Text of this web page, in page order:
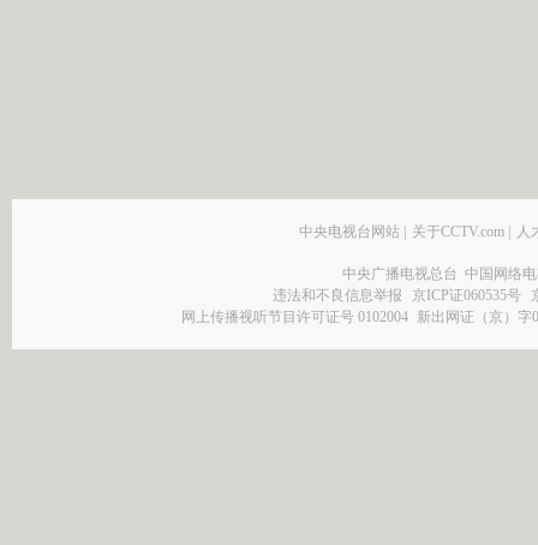
中央电视台网站 | 关于CCTV.com | 人
中央广播电视总台 中国网络
违法和不良信息举报
京ICP证060535号
网上传播视听节目许可证号 0102004 新出网证（京）